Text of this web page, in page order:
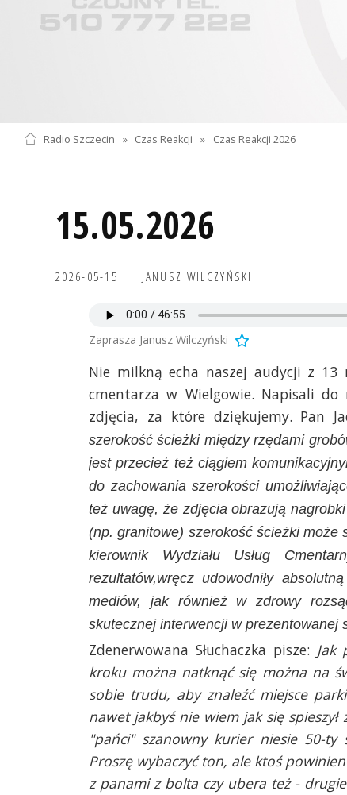
Radio Szczecin » Czas Reakcji » Czas Reakcji 2026
15.05.2026
2026-05-15 JANUSZ WILCZYŃSKI
Zaprasza Janusz Wilczyński
Nie milkną echa naszej audycji z 13
cmentarza w Wielgowie. Napisali do
zdjęcia, za które dziękujemy. Pan
szerokość ścieżki między rzędami
jest przecież też ciągiem
do zachowania szerokości
też uwagę, że zdjęcia obrazują
(np. granitowe) szerokość ścieżki
kierownik Wydziału Usług
rezultatów,wręcz udowodniły
mediów, jak również w zdrowy
skutecznej interwencji w prezentowanej
Zdenerwowana Słuchaczka pisze: Jak
kroku można natknąć się można na
sobie trudu, aby znaleźć miejsce
nawet jakbyś nie wiem jak się
"pańci" szanowny kurier niesie 50-
Proszę wybaczyć ton, ale ktoś
z panami z bolta czy ubera też -